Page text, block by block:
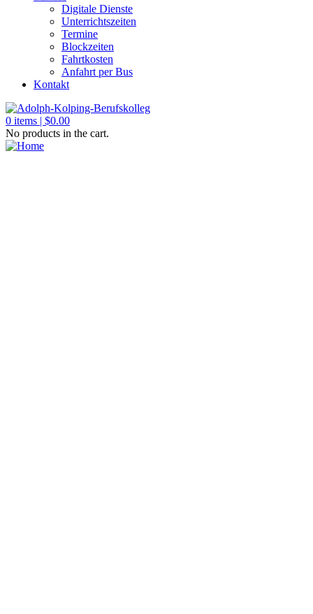
Digitale Dienste
Unterrichtszeiten
Termine
Blockzeiten
Fahrtkosten
Anfahrt per Bus
Kontakt
0 items | $0.00
No products in the cart.